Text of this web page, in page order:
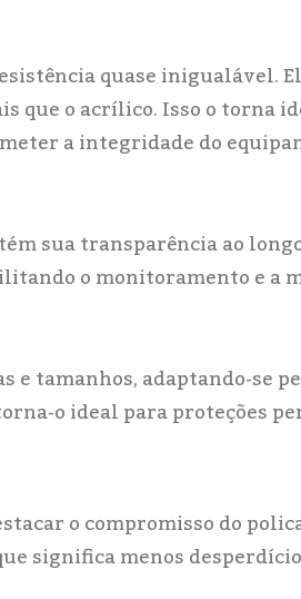
quase inigualável.
que o acrílico. Isso o torna
a integridade do
sua transparência ao
o monitoramento e a
e tamanhos, adaptando-se
o ideal para proteções
o compromisso do
significa menos